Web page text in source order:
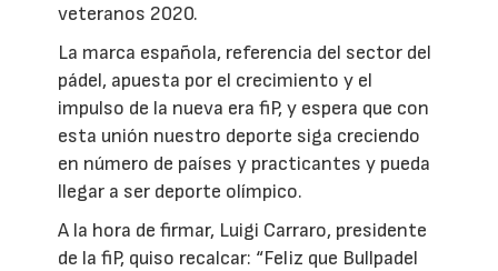
veteranos 2020.
La marca española, referencia del sector del
pádel, apuesta por el crecimiento y el
impulso de la nueva era fiP, y espera que con
esta unión nuestro deporte siga creciendo
en número de países y practicantes y pueda
llegar a ser deporte olímpico.
A la hora de firmar, Luigi Carraro, presidente
de la fiP, quiso recalcar: “Feliz que Bullpadel